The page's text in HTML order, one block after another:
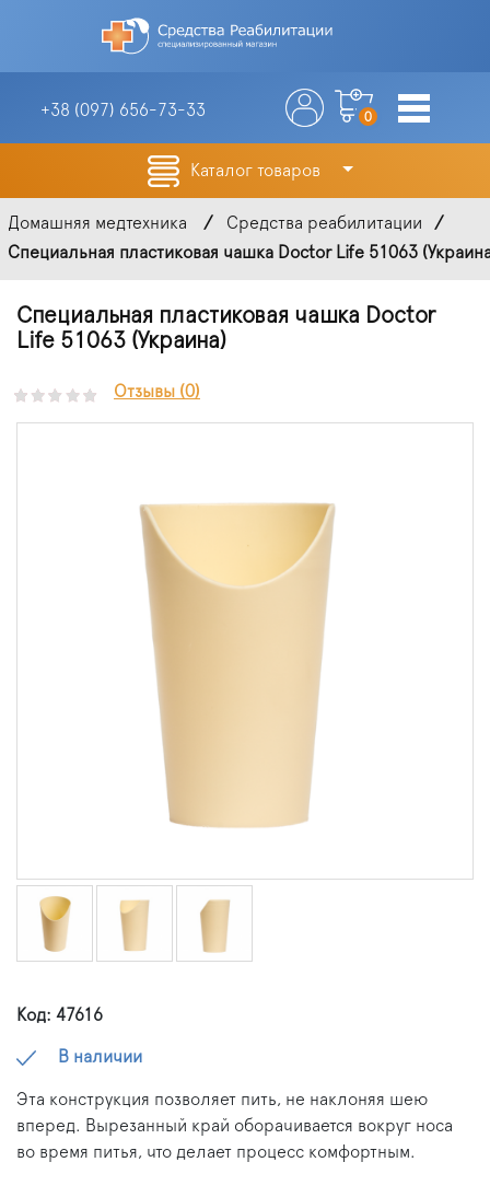
+38 (097) 656-73-33 0
Каталог товаров
Домашняя медтехника
Средства реабилитации
Специальная пластиковая чашка Doctor Life 51063
Специальная пластиковая чашка Doctor
Life 51063 (Украина)
Отзывы (0)
Код: 47616
В наличии
Эта конструкция позволяет пить, не наклоняя шею
вперед. Вырезанный край оборачивается вокруг носа
во время питья, что делает процесс комфортным.